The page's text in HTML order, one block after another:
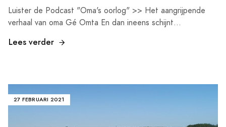
Luister de Podcast "Oma's oorlog" >> Het aangrijpende
verhaal van oma Gé Omta En dan ineens schijnt...
Lees verder
27 FEBRUARI 2021